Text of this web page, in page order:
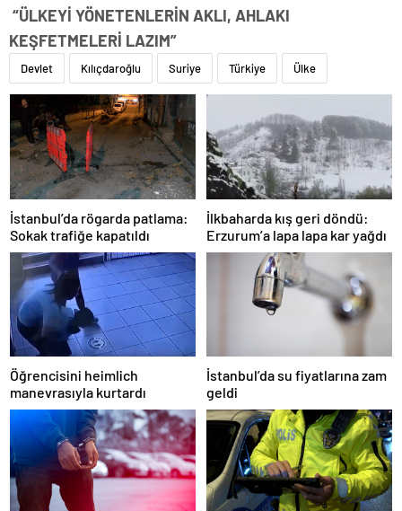
“ÜLKEYİ YÖNETENLERİN AKLI, AHLAKI
KEŞFETMELERİ LAZIM”
Devlet Kılıçdaroğlu Suriye Türkiye Ülke
İstanbul’da rögarda patlama:
Sokak trafiğe kapatıldı
İlkbaharda kış geri döndü:
Erzurum’a lapa lapa kar yağdı
Öğrencisini heimlich
manevrasıyla kurtardı
İstanbul’da su fiyatlarına zam
geldi